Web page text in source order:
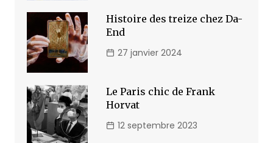
Histoire des treize chez Da-
End
27 janvier 2024
Le Paris chic de Frank
Horvat
12 septembre 2023